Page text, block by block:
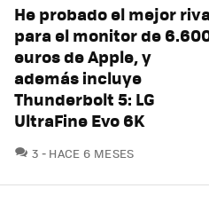
He probado el mejor
para el monitor de
euros de Apple, y
además incluye
Thunderbolt 5: LG
UltraFine Evo 6K
3 COMENTARIOS
HACE 6 MESES